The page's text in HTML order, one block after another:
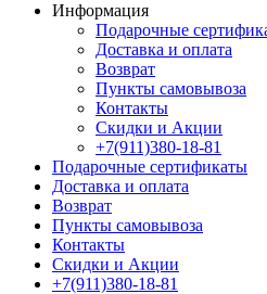
Информация
Подарочные
Доставка и оплата
Возврат
Пункты самовывоза
Контакты
Скидки и Акции
+7(911)380-18-81
Подарочные сертификаты
Доставка и оплата
Возврат
Пункты самовывоза
Контакты
Скидки и Акции
+7(911)380-18-81